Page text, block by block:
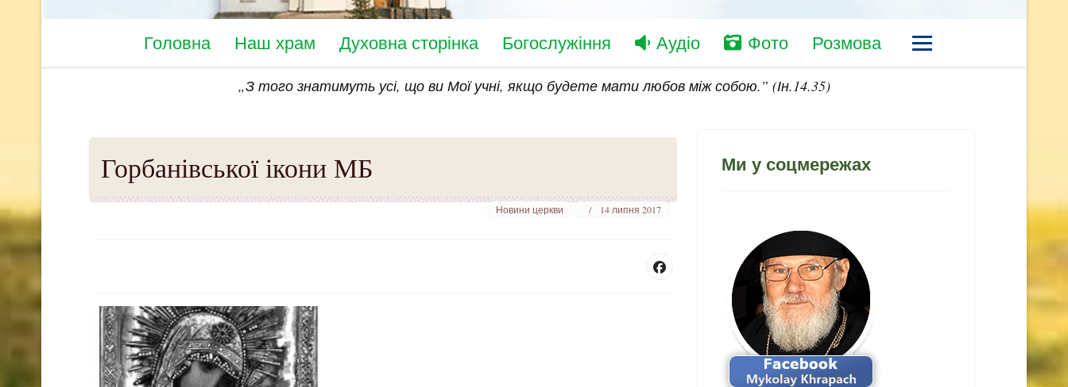
Головна Наш храм Духовна сторінка Богослужіння Аудіо Фото Розмова
„З того знатимуть усі, що ви Мої учні, якщо будете мати любов між собою.” (Ін.14.35)
Горбанівської ікони МБ
Новини церкви 14 липня 2017
Ми у соцмережах